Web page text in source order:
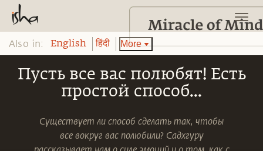
Also in: English हिंदी More
Пусть все вас полюбят! Есть
простой способ...
Существует ли способ сделать так, чтобы
все вокруг вас полюбили? Садхгуру